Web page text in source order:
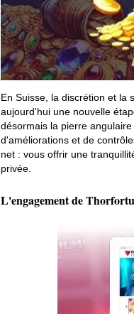
En Suisse, la discrétion et la
aujourd'hui une nouvelle
désormais la pierre
d'améliorations et de
net : vous offrir une
privée.
L'engagement de